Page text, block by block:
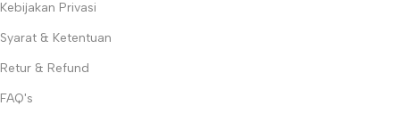
Kebijakan Privasi
Syarat & Ketentuan
Retur & Refund
FAQ's